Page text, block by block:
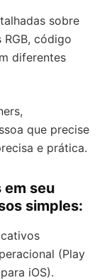
sobre
código
diferentes
que precise
e prática.
seu
simples:
(Play
iOS).